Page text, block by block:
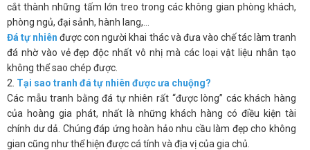
cắt thành những tấm lớn treo trong các không gian phòng khách,
phòng ngủ, đại sảnh, hành lang,…
Đá tự nhiên được con người khai thác và đưa vào chế tác làm tranh
đá nhờ vào vẻ đẹp độc nhất vô nhị mà các loại vật liệu nhân tạo
không thể sao chép được.
2. Tại sao tranh đá tự nhiên được ưa chuộng?
Các mẫu tranh bằng đá tự nhiên rất “được lòng” các khách hàng
của hoàng gia phát, nhất là những khách hàng có điều kiện tài
chính dư dả. Chúng đáp ứng hoàn hảo nhu cầu làm đẹp cho không
gian cũng như thể hiện được cá tính và địa vị của gia chủ.